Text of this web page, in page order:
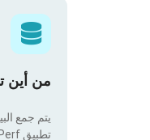
من أين
يتم جمع